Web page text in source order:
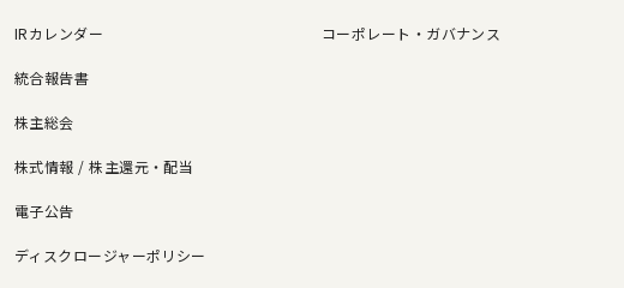
IRカレンダー
統合報告書
株主総会
株式情報 / 株主還元・配当
電子公告
ディスクロージャーポリシー
コーポレート・ガバナンス